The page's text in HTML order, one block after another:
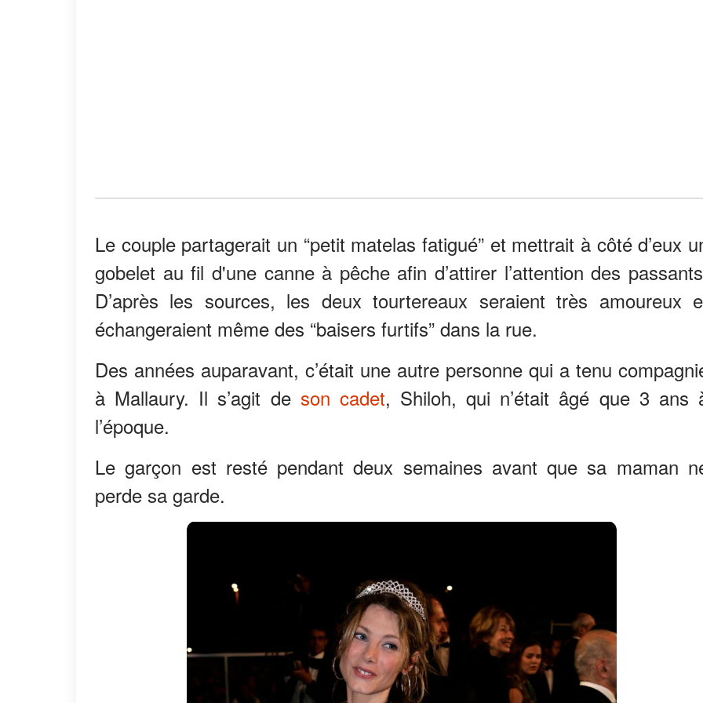
Le couple partagerait un “petit matelas fatigué” et mettrait à côté d’eux
gobelet au fil d'une canne à pêche afin d’attirer l’attention des
D’après les sources, les deux tourtereaux seraient très amoureux
échangeraient même des “baisers furtifs” dans la rue.
Des années auparavant, c’était une autre personne qui a tenu
à Mallaury. Il s’agit de son cadet, Shiloh, qui n’était âgé que 3 ans
l’époque.
Le garçon est resté pendant deux semaines avant que sa maman
perde sa garde.